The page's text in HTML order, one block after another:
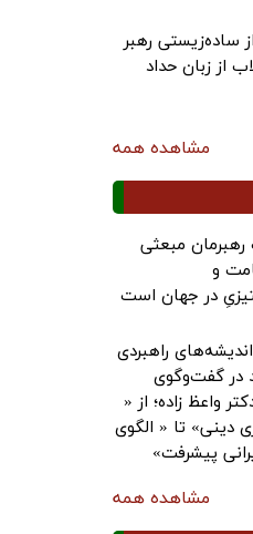
ساده‌زیستی رهبر
از زبان حداد
مشاهده همه
مبعثی
و
در جهان است
راهبردی
در گفت‌وگوی
واعظ زاده؛ از «
دینی» تا « الگوی
پیشرفت»
مشاهده همه